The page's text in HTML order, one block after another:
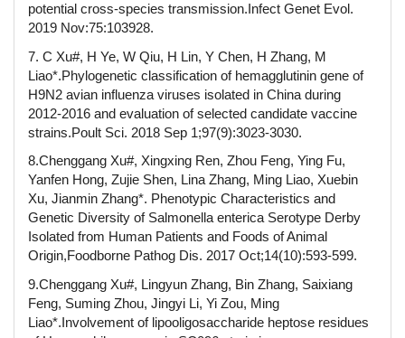
potential cross-species transmission.Infect Genet Evol.
2019 Nov:75:103928.
7. C Xu#, H Ye, W Qiu, H Lin, Y Chen, H Zhang, M
Liao*.Phylogenetic classification of hemagglutinin gene of
H9N2 avian influenza viruses isolated in China during
2012-2016 and evaluation of selected candidate vaccine
strains.Poult Sci. 2018 Sep 1;97(9):3023-3030.
8.Chenggang Xu#, Xingxing Ren, Zhou Feng, Ying Fu,
Yanfen Hong, Zujie Shen, Lina Zhang, Ming Liao, Xuebin
Xu, Jianmin Zhang*. Phenotypic Characteristics and
Genetic Diversity of Salmonella enterica Serotype Derby
Isolated from Human Patients and Foods of Animal
Origin,Foodborne Pathog Dis. 2017 Oct;14(10):593-599.
9.Chenggang Xu#, Lingyun Zhang, Bin Zhang, Saixiang
Feng, Suming Zhou, Jingyi Li, Yi Zou, Ming
Liao*.Involvement of lipooligosaccharide heptose residues